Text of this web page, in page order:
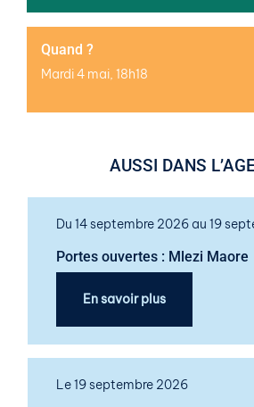
Quand ?
Mardi 4 mai, 18h18
AUSSI DANS
Du 14 septembre 2026 au 19
Portes ouvertes : Mlezi Maore
En savoir plus
Le 19 septembre 2026